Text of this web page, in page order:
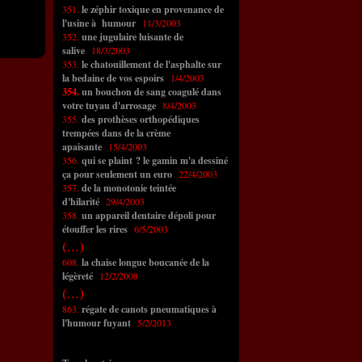
351. le zéphir toxique en provenance de
l'usine à humour 11/3/2003
352. une jugulaire luisante de
salive 18/3/2003
353. le chatouillement de l'asphalte sur
la bedaine de vos espoirs 1/4/2003
354.un bouchon de sang coagulé dans
votre tuyau d'arrosage 8/4/2003
355. des prothèses orthopédiques
trempées dans de la crème
apaisante 15/4/2003
356. qui se plaint ? le gamin m'a dessiné
ça pour seulement un euro 22/4/2003
357. de la monotonie teintée
d'hilarité 29/4/2003
358. un appareil dentaire dépoli pour
étouffer les rires 6/5/2003
(...)
608. la chaise longue boucanée de la
légèreté 12/2/2008
(...)
863. régate de canots pneumatiques à
l'humour fuyant 5/2/2013